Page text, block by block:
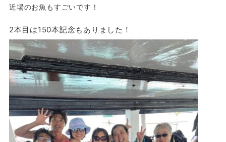
近場のお魚もすごいです！
2本目は150本記念もありました！